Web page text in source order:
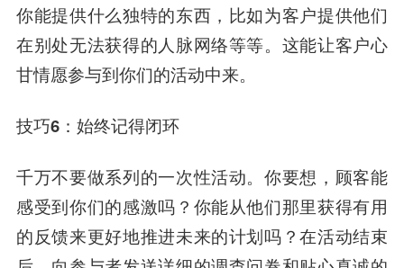
你能提供什么独特的东西，比如为客户提供他们
在别处无法获得的人脉网络等等。这能让客户心
甘情愿参与到你们的活动中来。
技巧6：始终记得闭环
千万不要做系列的一次性活动。你要想，顾客能
感受到你们的感激吗？你能从他们那里获得有用
的反馈来更好地推进未来的计划吗？在活动结束